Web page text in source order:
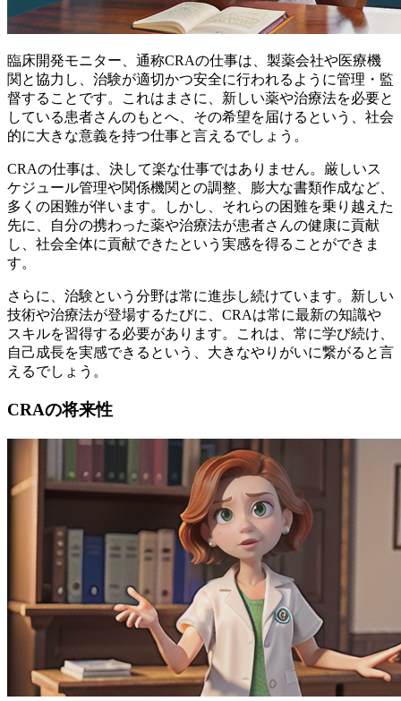
臨床開発モニター、通称CRAの仕事は、製薬会社や医療機
関と協力し、治験が適切かつ安全に行われるように管理・監
督することです。これはまさに、 新しい薬や治療法を必要と
している患者さんのもとへ、その希望を届ける という、社会
的に大きな意義を持つ仕事と言えるでしょう。
CRAの仕事は、決して楽な仕事ではありません。厳しいス
ケジュール管理や関係機関との調整、膨大な書類作成など、
多くの困難が伴います。しかし、それらの困難を乗り越えた
先に、
自分の携わった薬や治療法が患者さんの健康に貢献
し、社会全体に貢献できた という実感を得ることができま
す。
さらに、治験という分野は常に進歩し続けています。新しい
技術や治療法が登場するたびに、CRAは常に最新の知識や
スキルを習得する必要があります。これは、 常に学び続け、
自己成長を実感できる という、大きなやりがいに繋がると言
えるでしょう。
CRAの将来性